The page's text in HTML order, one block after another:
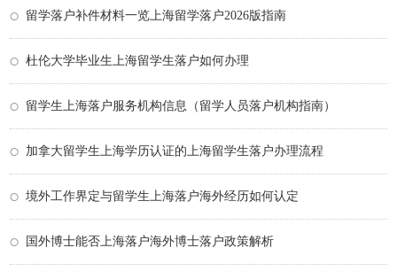
留学落户补件材料一览上海留学落户2026版指南
杜伦大学毕业生上海留学生落户如何办理
留学生上海落户服务机构信息（留学人员落户机构指南）
加拿大留学生上海学历认证的上海留学生落户办理流程
境外工作界定与留学生上海落户海外经历如何认定
国外博士能否上海落户海外博士落户政策解析